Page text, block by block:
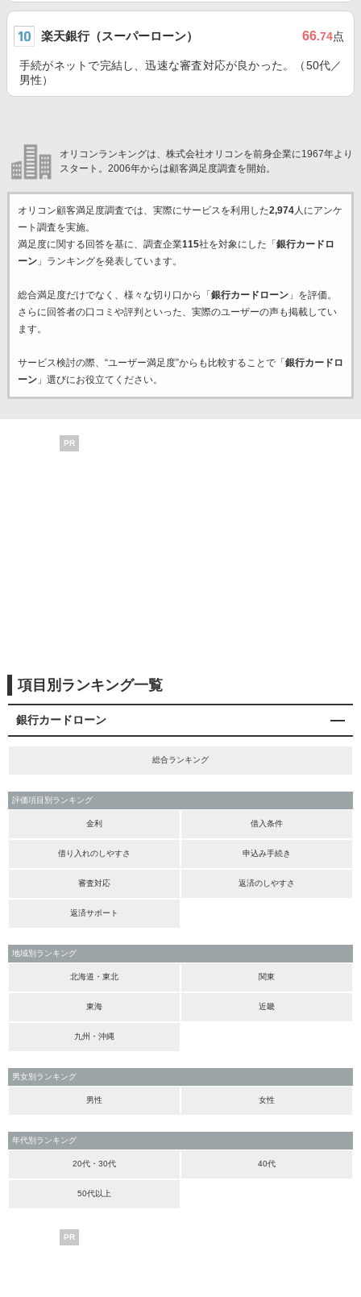
楽天銀行（スーパーローン） 66.74点
手続がネットで完結し、迅速な審査対応が良かった。（50代／
男性）
オリコンランキングは、株式会社オリコンを前身企業に1967年より
スタート。2006年からは顧客満足度調査を開始。
オリコン顧客満足度調査では、実際にサービスを利用した2,974人にアンケ
ート調査を実施。
満足度に関する回答を基に、調査企業115社を対象にした「 銀行カードロ
ーン」ランキングを発表しています。
総合満足度だけでなく、様々な切り口から「 銀行カードローン」を評価。
さらに回答者の口コミや評判といった、実際のユーザーの声も掲載してい
ます。
サービス検討の際、“ユーザー満足度”からも比較することで「 銀行カードロ
ーン」選びにお役立てください。
PR
項目別ランキング一覧
銀行カードローン
総合ランキング
評価項目別ランキング
金利 借入条件
借り入れのしやすさ 申込み手続き
審査対応 返済のしやすさ
返済サポート
地域別ランキング
北海道・東北 関東
東海 近畿
九州・沖縄
男女別ランキング
男性 女性
年代別ランキング
20代・30代 40代
50代以上
PR